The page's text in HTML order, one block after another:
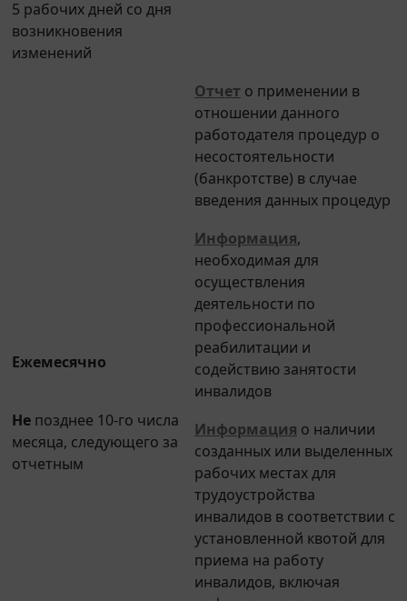
возникновения
изменений
Ежемесячно
Не
позднее 10-го числа
месяца, следующего за
отчетным
Отчет
отношении данного
работодателя процедур о
несостоятельности
(банкротстве) в случае
введения данных процедур
Информация
необходимая для
осуществления
деятельности по
профессиональной
реабилитации и
содействию занятости
инвалидов
Информация
созданных или выделенных
рабочих местах для
трудоустройства
инвалидов в соответствии с
установленной квотой для
приема на работу
инвалидов, включая
информацию о локальных